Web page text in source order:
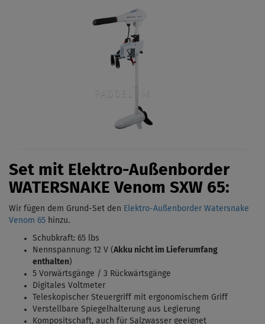
Set mit Elektro-Außenborder
WATERSNAKE Venom SXW 65:
Wir fügen dem Grund-Set den Elektro-Außenborder Watersnake
Venom 65 hinzu.
Schubkraft: 65 lbs
Nennspannung: 12 V (Akku nicht im Lieferumfang
enthalten)
5 Vorwärtsgänge / 3 Rückwärtsgänge
Digitales Voltmeter
Teleskopischer Steuergriff mit ergonomischem Griff
Verstellbare Spiegelhalterung aus Legierung
Kompositschaft, auch für Salzwasser geeignet